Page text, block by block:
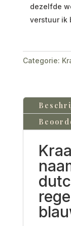
dezelfde
verstuur ik
Categorie: